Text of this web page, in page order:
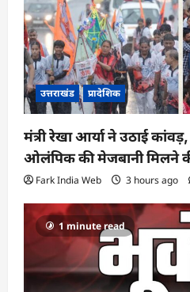
उत्तराखंड प्रादेशिक
मंत्री रेखा आर्या ने उठाई
ओलंपिक की मेजबानी मिलने
Fark India Web 3 hours ago
1 minute read